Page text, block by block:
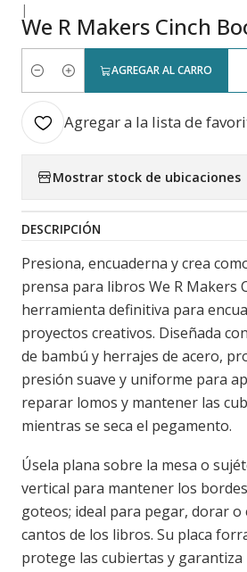
|
We R Makers Cinch
Cantidad
AGREGAR AL CARRO
Agregar a la lista de
Mostrar stock de ubicaciones
DESCRIPCIÓN
Presiona, encuaderna y crea
prensa para libros We R Makers
herramienta definitiva para
proyectos creativos. Diseñada
de bambú y herrajes de acero,
presión suave y uniforme para
reparar lomos y mantener las
mientras se seca el pegamento.
Úsela plana sobre la mesa o
vertical para mantener los
goteos; ideal para pegar, dorar o
cantos de los libros. Su placa
protege las cubiertas y garantiza